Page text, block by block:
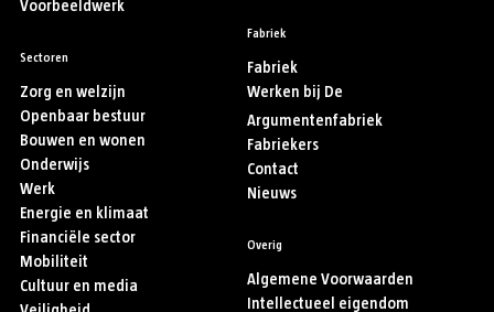
Voorbeeldwerk
Sectoren
Zorg en welzijn
Openbaar bestuur
Bouwen en wonen
Onderwijs
Werk
Energie en klimaat
Financiële sector
Mobiliteit
Cultuur en media
Fabriek
Fabriek
Werken bij De
Argumentenfabriek
Fabriekers
Contact
Nieuws
Overig
Algemene Voorwaarden
Intellectueel eigendom